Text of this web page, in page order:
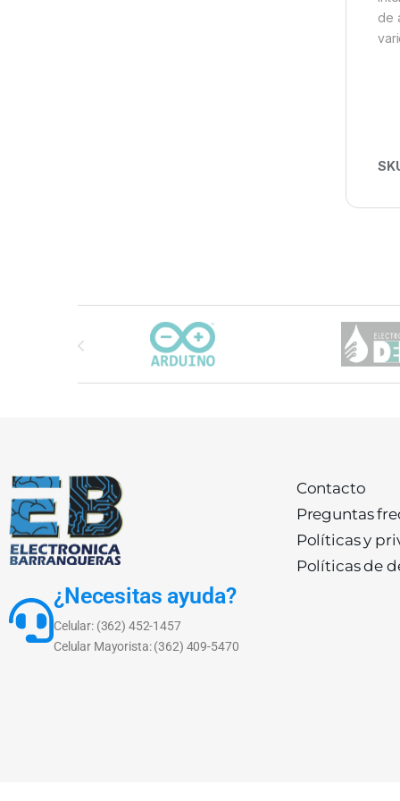
de
Carrusel de marcas
¿Necesitas ayuda?
Celular: (362) 452-1457
Celular Mayorista: (362) 409-5470
Contacto
Preguntas
Políticas y
Políticas de